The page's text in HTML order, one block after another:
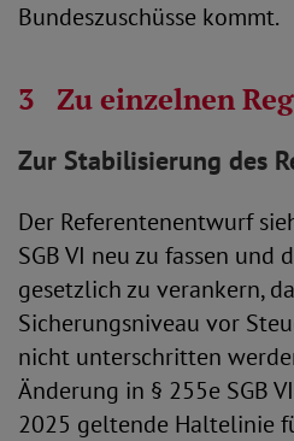
Bundeszuschüsse kommt.
3 Zu einzelnen
Zur Stabilisierung des
Der Referentenentwurf
SGB VI neu zu fassen und
gesetzlich zu verankern,
Sicherungsniveau vor
nicht unterschritten
Änderung in § 255e SGB
2025 geltende Haltelinie